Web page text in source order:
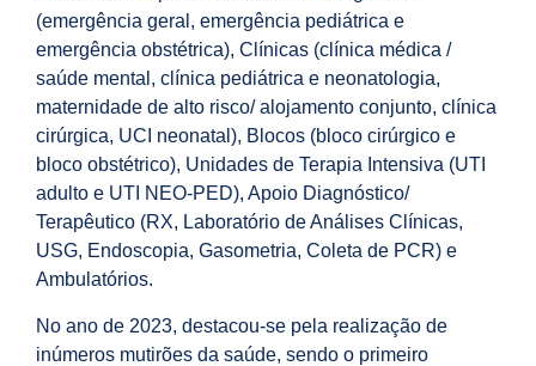
(emergência geral, emergência pediátrica e
emergência obstétrica), Clínicas (clínica médica /
saúde mental, clínica pediátrica e neonatologia,
maternidade de alto risco/ alojamento conjunto, clínica
cirúrgica, UCI neonatal), Blocos (bloco cirúrgico e
bloco obstétrico), Unidades de Terapia Intensiva (UTI
adulto e UTI NEO-PED), Apoio Diagnóstico/
Terapêutico (RX, Laboratório de Análises Clínicas,
USG, Endoscopia, Gasometria, Coleta de PCR) e
Ambulatórios.
No ano de 2023, destacou-se pela realização de
inúmeros mutirões da saúde, sendo o primeiro